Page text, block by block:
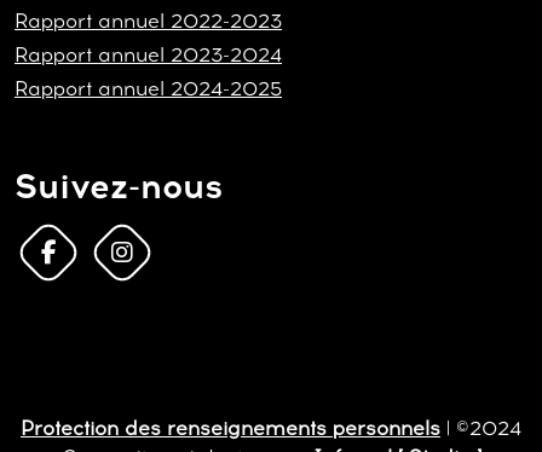
Rapport annuel 2022-2023
Rapport annuel 2023-2024
Rapport annuel 2024-2025
Suivez-nous
Protection des renseignements personnels | ©2024